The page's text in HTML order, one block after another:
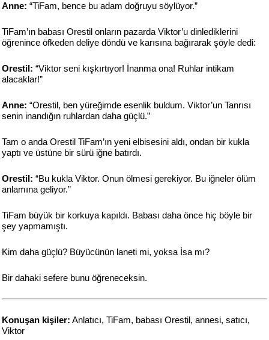
Anne: “TiFam, bence bu adam doğruyu söylüyor.”
TiFam’ın babası Orestil onların pazarda Viktor’u dinlediklerini
öğrenince öfkeden deliye döndü ve karısına bağırarak şöyle dedi:
Orestil: “Viktor seni kışkırtıyor! İnanma ona! Ruhlar intikam
alacaklar!”
Anne: “Orestil, ben yüreğimde esenlik buldum. Viktor’un Tanrısı
senin inandığın ruhlardan daha güçlü.”
Tam o anda Orestil TiFam’ın yeni elbisesini aldı, ondan bir kukla
yaptı ve üstüne bir sürü iğne batırdı.
Orestil: “Bu kukla Viktor. Onun ölmesi gerekiyor. Bu iğneler ölüm
anlamına geliyor.”
TiFam büyük bir korkuya kapıldı. Babası daha önce hiç böyle bir
şey yapmamıştı.
Kim daha güçlü? Büyücünün laneti mi, yoksa İsa mı?
Bir dahaki sefere bunu öğreneceksin.
Konuşan kişiler: Anlatıcı, TiFam, babası Orestil, annesi, satıcı,
Viktor